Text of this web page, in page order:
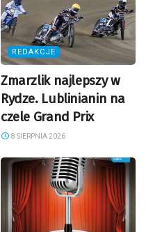
REDAKCJE
Zmarzlik najlepszy w
Rydze. Lublinianin na
czele Grand Prix
8 SIERPNIA 2026